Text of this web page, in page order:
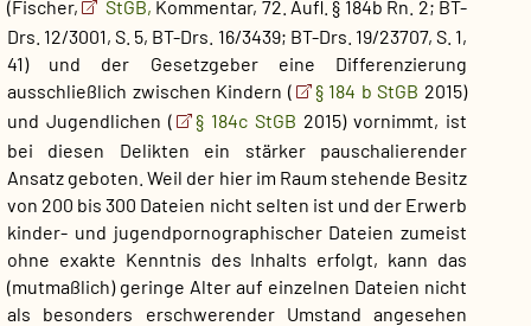
(Fischer,
StGB, Kommentar, 72. Aufl. § 184b Rn. 2; BT-
Drs. 12/3001, S. 5, BT-Drs. 16/3439; BT-Drs. 19/23707, S. 1,
41) und der Gesetzgeber eine Differenzierung
ausschließlich zwischen Kindern (
§ 184 b StGB 2015)
und Jugendlichen (
§ 184c StGB 2015) vornimmt, ist
bei diesen Delikten ein stärker pauschalierender
Ansatz geboten. Weil der hier im Raum stehende Besitz
von 200 bis 300 Dateien nicht selten ist und der Erwerb
kinder- und jugendpornographischer Dateien zumeist
ohne exakte Kenntnis des Inhalts erfolgt, kann das
(mutmaßlich) geringe Alter auf einzelnen Dateien nicht
als besonders erschwerender Umstand angesehen